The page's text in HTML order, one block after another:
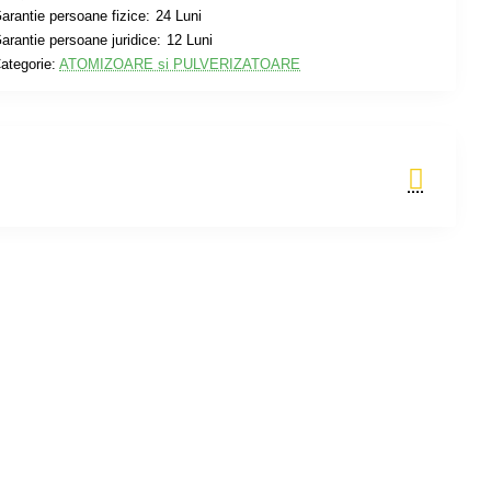
persoane fizice: 24 Luni
persoane juridice: 12 Luni
ATOMIZOARE si PULVERIZATOARE